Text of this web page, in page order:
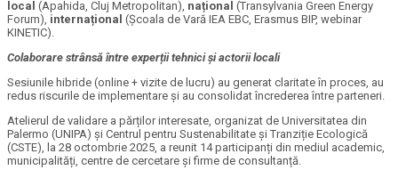
local (Apahida, Cluj Metropolitan), național (Transylvania Green Energy
Forum), internațional (Școala de Vară IEA EBC, Erasmus BIP, webinar
KINETIC).
Colaborare strânsă între experții tehnici și actorii locali
Sesiunile hibride (online + vizite de lucru) au generat claritate în proces, au
redus riscurile de implementare și au consolidat încrederea între parteneri.
Atelierul de validare a părților interesate, organizat de Universitatea din
Palermo (UNIPA) și Centrul pentru Sustenabilitate și Tranziție Ecologică
(CSTE), la 28 octombrie 2025, a reunit 14 participanți din mediul academic,
municipalități, centre de cercetare și firme de consultanță.